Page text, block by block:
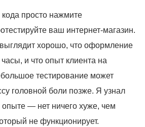
просто нажмите
ваш интернет-магазин.
хорошо, что оформление
часы, и что опыт клиента на
тестирование может
головной боли позже. Я узнал
опыте — нет ничего хуже, чем
не функционирует.